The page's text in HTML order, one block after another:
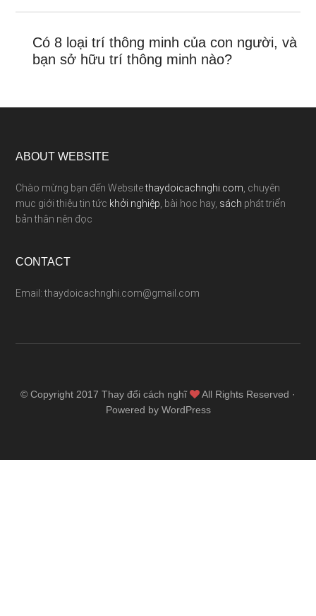
Có 8 loại trí thông minh của con người, và
bạn sở hữu trí thông minh nào?
ABOUT WEBSITE
Chào mừng bạn đến Websitethaydoicachnghi.com , chuyên
mục giới thiệu tin tức khởi nghiệp , bài học hay, sách phát triển
bản thân nên đọc
CONTACT
Email: thaydoicachnghi.com@gmail.com
© Copyright 2017 Thay đổi cách nghĩ
All Rights Reserved ·
Powered by WordPress